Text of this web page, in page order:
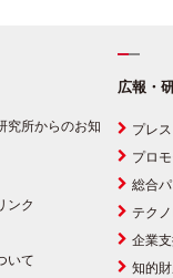
究所からのお知
ンク
いて
広報・
プレ
プロ
総合
テク
企業
知的